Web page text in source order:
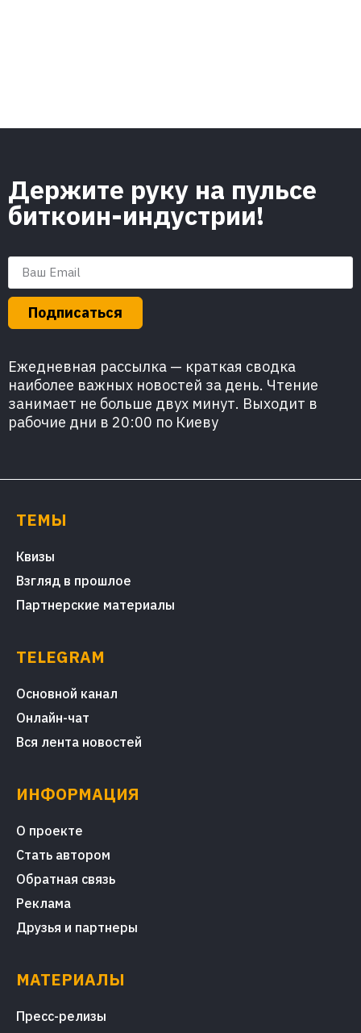
Держите руку на пульсе
биткоин-индустрии!
Подписаться
Ежедневная рассылка — краткая сводка
наиболее важных новостей за день. Чтение
занимает не больше двух минут. Выходит в
рабочие дни в 20:00 по Киеву
ТЕМЫ
Квизы
Взгляд в прошлое
Партнерские материалы
TELEGRAM
Основной канал
Онлайн-чат
Вся лента новостей
ИНФОРМАЦИЯ
О проекте
Стать автором
Обратная связь
Реклама
Друзья и партнеры
МАТЕРИАЛЫ
Пресс-релизы